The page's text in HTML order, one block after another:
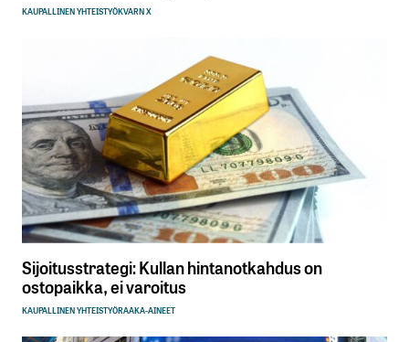
KAUPALLINEN YHTEISTYÖKVARN X
Sijoitusstrategi: Kullan hintanotkahdus on
ostopaikka, ei varoitus
KAUPALLINEN YHTEISTYÖRAAKA-AINEET